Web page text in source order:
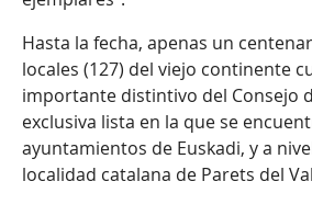
Hasta la fecha, apenas un
locales (127) del viejo continente
importante distintivo del Consejo
exclusiva lista en la que se
ayuntamientos de Euskadi, y a
localidad catalana de Parets del